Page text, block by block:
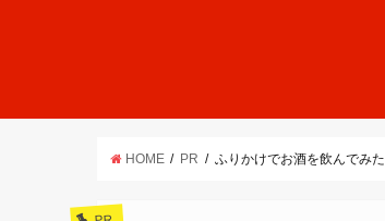
HOME PR ふりかけでお酒を飲んでみた